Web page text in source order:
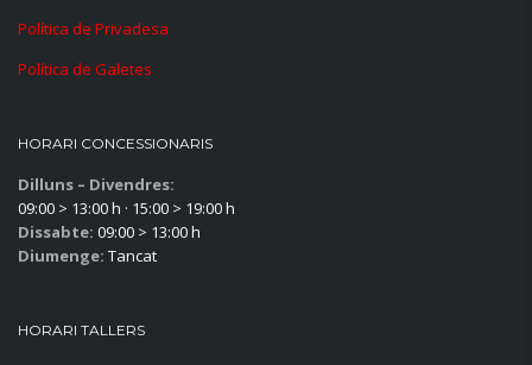
Política de Privadesa
Política de Galetes
HORARI CONCESSIONARIS
Dilluns – Divendres:
09:00 > 13:00 h · 15:00 > 19:00 h
Dissabte: 09:00 > 13:00 h
Diumenge: Tancat
HORARI TALLERS